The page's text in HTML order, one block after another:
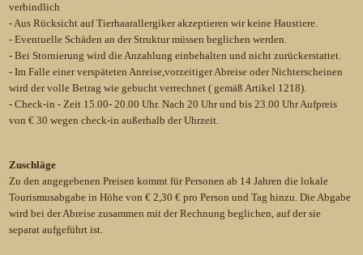
verbindlich
- Aus Rücksicht auf Tierhaarallergiker akzeptieren wir keine Haustiere.
- Eventuelle Schäden an der Struktur müssen beglichen werden.
- Bei Stornierung wird die Anzahlung einbehalten und nicht zurückerstattet.
- Im Falle einer verspäteten Anreise,vorzeitiger Abreise oder Nichterscheinen
wird der volle Betrag wie gebucht verrechnet ( gemäß Artikel 1218).
- Check-in - Zeit 15.00- 20.00 Uhr. Nach 20 Uhr und bis 23.00 Uhr Aufpreis
von € 30 wegen check-in außerhalb der Uhrzeit.
Zuschläge
Zu den angegebenen Preisen kommt für Personen ab 14 Jahren die lokale
Tourismusabgabe in Höhe von € 2,30 € pro Person und Tag hinzu. Die Abgabe
wird bei der Abreise zusammen mit der Rechnung beglichen, auf der sie
separat aufgeführt ist.